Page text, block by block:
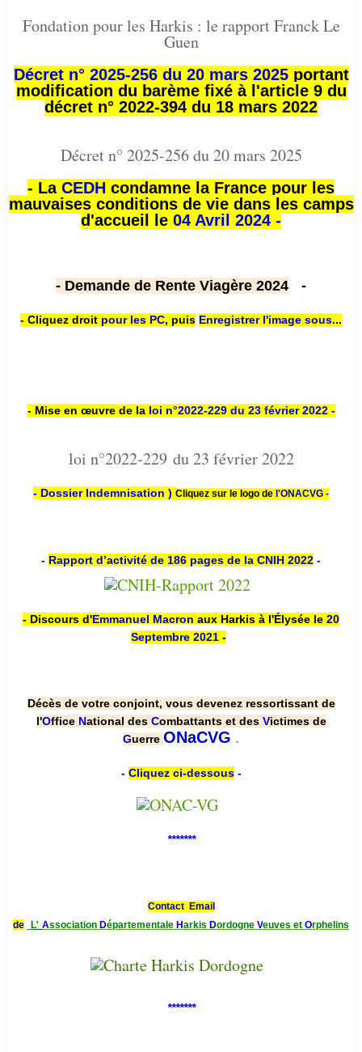
Fondation pour les Harkis : le rapport Franck Le
Guen
Décret n° 2025-256 du 20 mars 2025portant
modification du barème fixé à l'article 9 du
décret n° 2022-394 du 18 mars 2022
Décret n° 2025-256 du 20 mars 2025
- La CEDH condamne la France pour les
mauvaises conditions de vie dans les camps
d'accueil le 04 Avril 2024 -
- Demande de Rente Viagère 2024 -
- Cliquez droit pour les PC, puis Enregistrer l'image sous...
- Mise en œuvre de la loi n°2022-229 du 23 février 2022 -
loi n°2022-229 du 23 février 2022
- Dossier Indemnisation ) Cliquez sur le logo de l'ONACVG -
- Rapport d’activité de 186 pages de la CNIH 2022 -
- Discours d'Emmanuel Macron aux Harkis à l'Élysée le 20
Septembre 2021 -
Décès de votre conjoint, vous devenez ressortissant de
l'Office National des Combattants et des Victimes de
Guerre ONaCVG .
- Cliquez ci-dessous-
*******
Contact Email
de
L' Association Départementale Harkis Dordogne Veuves et Orphelins
*******